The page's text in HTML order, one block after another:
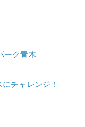
ーク青木
チャレンジ！